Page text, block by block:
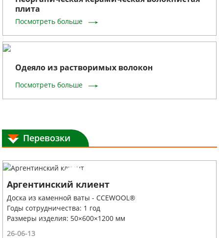
плита
Посмотреть больше
Одеяло из растворимых волокон
Посмотреть больше
Перевозки
Аргентинский клиент
Доска из каменной ваты - CCEWOOL®
Годы сотрудничества: 1 год
Размеры изделия: 50×600×1200 мм
26-06-13